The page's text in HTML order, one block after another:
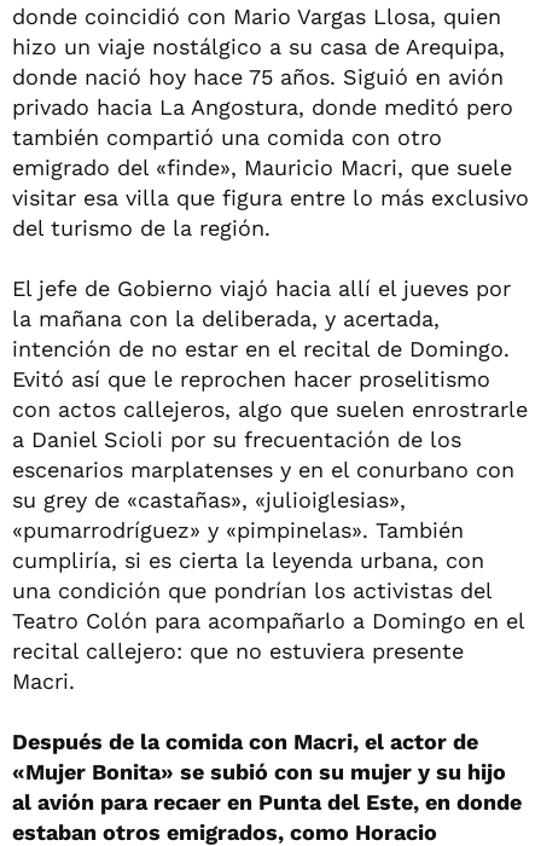
donde coincidió con Mario Vargas Llosa, quien
hizo un viaje nostálgico a su casa de Arequipa,
donde nació hoy hace 75 años. Siguió en avión
privado hacia La Angostura, donde meditó pero
también compartió una comida con otro
emigrado del «finde», Mauricio Macri, que suele
visitar esa villa que figura entre lo más exclusivo
del turismo de la región.
El jefe de Gobierno viajó hacia allí el jueves por
la mañana con la deliberada, y acertada,
intención de no estar en el recital de Domingo.
Evitó así que le reprochen hacer proselitismo
con actos callejeros, algo que suelen enrostrarle
a Daniel Scioli por su frecuentación de los
escenarios marplatenses y en el conurbano con
su grey de «castañas», «julioiglesias»,
«pumarrodríguez» y «pimpinelas». También
cumpliría, si es cierta la leyenda urbana, con
una condición que pondrían los activistas del
Teatro Colón para acompañarlo a Domingo en el
recital callejero: que no estuviera presente
Macri.
Después de la comida con Macri, el actor de
«Mujer Bonita» se subió con su mujer y su hijo
al avión para recaer en Punta del Este, en donde
estaban otros emigrados, como Horacio